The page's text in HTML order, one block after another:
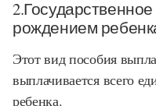
рождением
Этот вид пособия
выплачивается всего
ребенка.